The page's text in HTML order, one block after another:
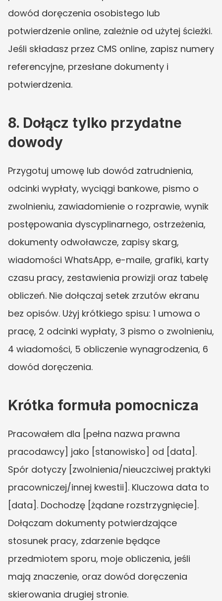
dowód doręczenia osobistego lub
potwierdzenie online, zależnie od użytej ścieżki.
Jeśli składasz przez CMS online, zapisz numery
referencyjne, przesłane dokumenty i
potwierdzenia.
8. Dołącz tylko przydatne
dowody
Przygotuj umowę lub dowód zatrudnienia,
odcinki wypłaty, wyciągi bankowe, pismo o
zwolnieniu, zawiadomienie o rozprawie, wynik
postępowania dyscyplinarnego, ostrzeżenia,
dokumenty odwoławcze, zapisy skarg,
wiadomości WhatsApp, e-maile, grafiki, karty
czasu pracy, zestawienia prowizji oraz tabelę
obliczeń. Nie dołączaj setek zrzutów ekranu
bez opisów. Użyj krótkiego spisu: 1 umowa o
pracę, 2 odcinki wypłaty, 3 pismo o zwolnieniu,
4 wiadomości, 5 obliczenie wynagrodzenia, 6
dowód doręczenia.
Krótka formuła pomocnicza
Pracowałem dla [pełna nazwa prawna
pracodawcy] jako [stanowisko] od [data].
Spór dotyczy [zwolnienia/nieuczciwej praktyki
pracowniczej/innej kwestii]. Kluczowa data to
[data]. Dochodzę [żądane rozstrzygnięcie].
Dołączam dokumenty potwierdzające
stosunek pracy, zdarzenie będące
przedmiotem sporu, moje obliczenia, jeśli
mają znaczenie, oraz dowód doręczenia
skierowania drugiej stronie.